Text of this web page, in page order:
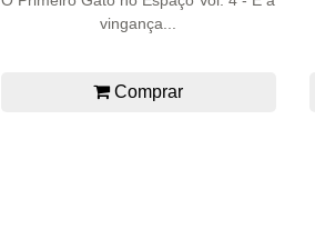
vingança...
Comprar